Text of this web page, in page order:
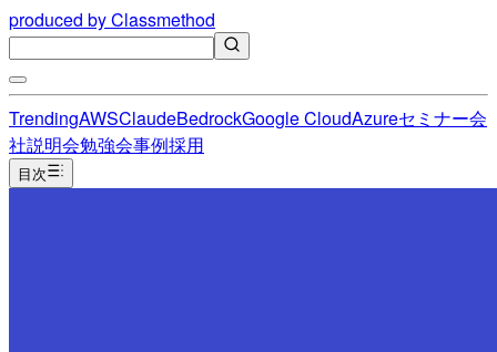
produced by Classmethod
TrendingAWSClaudeBedrockGoogle CloudAzureセミナー会
社説明会勉強会事例採用
目次